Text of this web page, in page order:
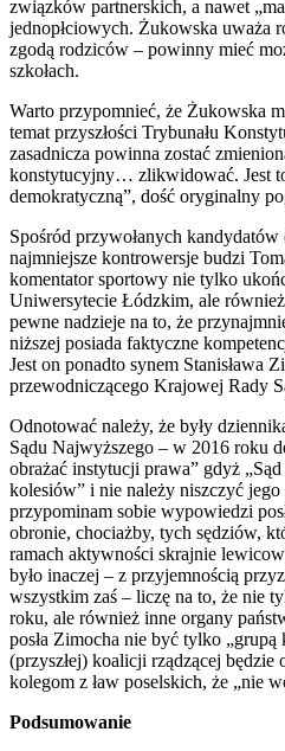
związków partnerskich, a nawet
jednopłciowych. Żukowska uważa
zgodą rodziców – powinny mieć
szkołach.
Warto przypomnieć, że Żukowska
temat przyszłości Trybunału
zasadnicza powinna zostać
konstytucyjny… zlikwidować. Jest
demokratyczną”, dość oryginalny
Spośród przywołanych
najmniejsze kontrowersje budzi
komentator sportowy nie tylko
Uniwersytecie Łódzkim, ale
pewne nadzieje na to, że
niższej posiada faktyczne
Jest on ponadto synem Stanisława
przewodniczącego Krajowej Rady
Odnotować należy, że były
Sądu Najwyższego – w 2016 roku
obrażać instytucji prawa” gdyż
kolesiów” i nie należy niszczyć
przypominam sobie wypowiedzi
obronie, chociażby, tych sędziów,
ramach aktywności skrajnie
było inaczej – z przyjemnością
wszystkim zaś – liczę na to, że nie
roku, ale również inne organy
posła Zimocha nie być tylko „grupą
(przyszłej) koalicji rządzącej będzie
kolegom z ław poselskich, że „nie
Podsumowanie